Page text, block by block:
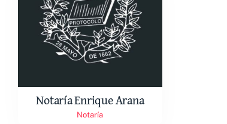
Notaría Enrique Arana
Notaría